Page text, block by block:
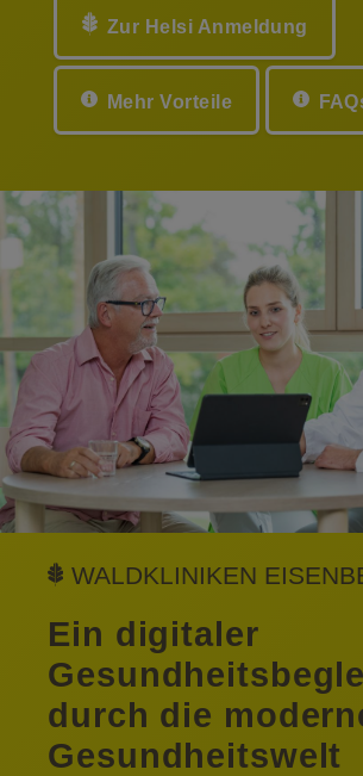
Zur Helsi Anmeldung
Mehr Vorteile
WALDKLINIKEN
Ein digitaler
durch die
Gesundheitswelt